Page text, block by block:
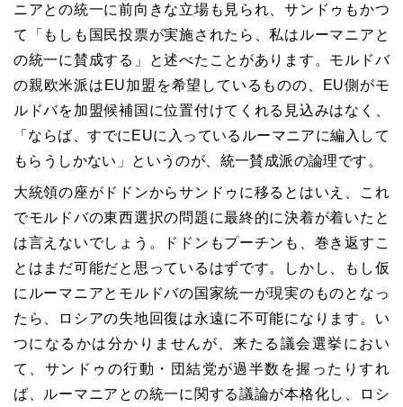
ニアとの統一に前向きな立場も見られ、サンドゥもかつ
て「もしも国民投票が実施されたら、私はルーマニアと
の統一に賛成する」と述べたことがあります。モルドバ
の親欧米派は EU加盟を希望しているものの、 EU側がモ
ルドバを加盟候補国に位置付けてくれる見込みはなく、
「ならば、すでに EUに入っているルーマニアに編入して
もらうしかない」というのが、統一賛成派の論理です。
大統領の座がドドンからサンドゥに移るとはいえ、これ
でモルドバの東西選択の問題に最終的に決着が着いたと
は言えないでしょう。ドドンもプーチンも、巻き返すこ
とはまだ可能だと思っているはずです。しかし、もし仮
にルーマニアとモルドバの国家統一が現実のものとなっ
たら、ロシアの失地回復は永遠に不可能になります。い
つになるかは分かりませんが、来たる議会選挙におい
て、サンドゥの行動・団結党が過半数を握ったりすれ
ば、ルーマニアとの統一に関する議論が本格化し、ロシ